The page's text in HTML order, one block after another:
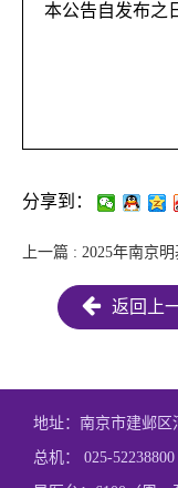
本公告自发布之
分享到：
返回上
地址：南京市建邺区
总机： 025-52238800